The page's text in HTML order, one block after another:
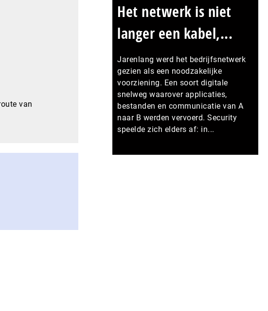
van
Het netwerk is niet
langer een kabel,...
Jarenlang werd het bedrijfsnetwerk
gezien als een noodzakelijke
voorziening. Een soort digitale
snelweg waarover applicaties,
bestanden en communicatie van A
naar B werden vervoerd. Security
speelde zich elders af: in...